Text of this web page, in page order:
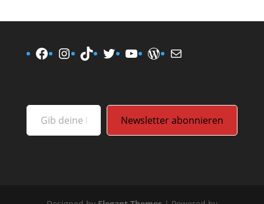
Facebook
Instagram
TikTokTwitterYouTube
WordPress
E-Mail
Gib deine E-Mail-Adresse ein ...
Newsletter abonnieren